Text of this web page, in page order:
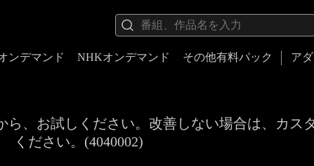
ンデマンド NHKオンデマンド その他有料パック ア
、お試しください。改善しない場合は、カス
ください。(4040002)